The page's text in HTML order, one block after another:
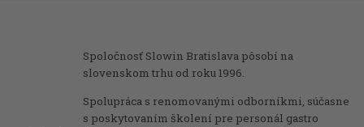
Spoločnosť Slowin Bratislava pôsobí na
slovenskom trhu od roku 1996.
Spolupráca s renomovanými odborníkmi, súčasne
s poskytovaním školení pre personál gastro